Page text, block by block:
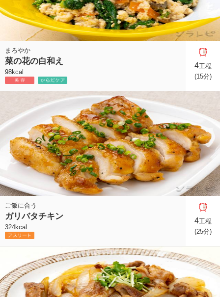
まろやか
菜の花の白和え
98kcal
4工程
(15分)
ご飯に合う
ガリバタチキン
324kcal
4工程
(25分)